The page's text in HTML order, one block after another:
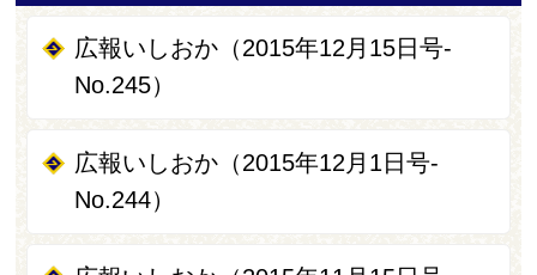
広報いしおか（2015年12月15日号-
No.245）
広報いしおか（2015年12月1日号-
No.244）